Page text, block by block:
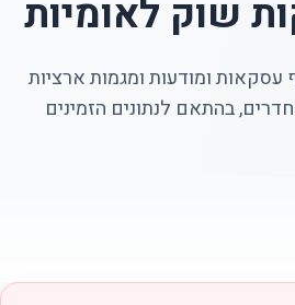
שוק לאומיות
עסקאות ומודעות ומגמות ארציות
בהתאם לנתונים הזמינים